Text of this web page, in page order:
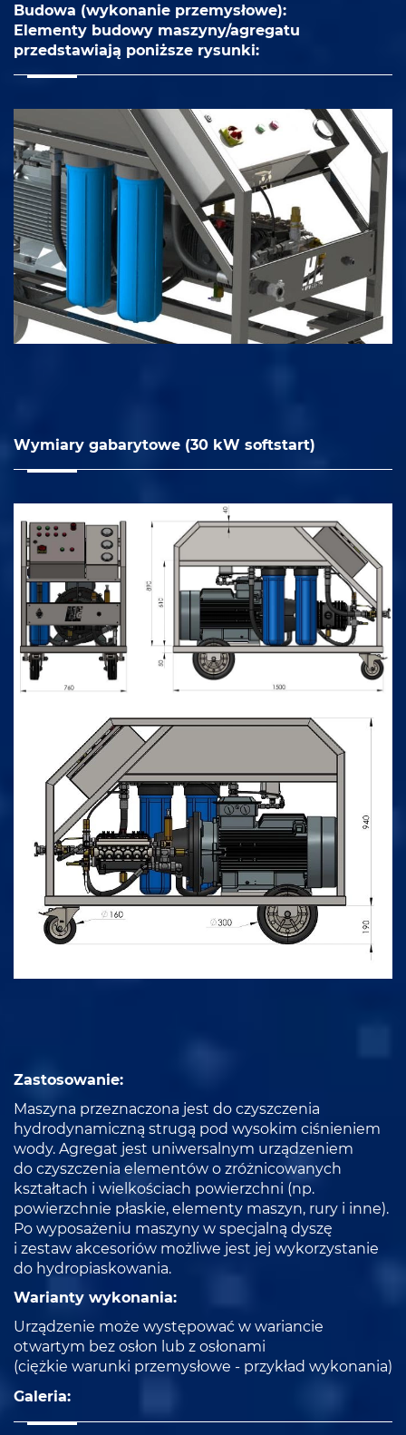
Budowa (wykonanie przemysłowe):
Elementy budowy maszyny/agregatu
przedstawiają poniższe rysunki:
Wymiary gabarytowe (30 kW softstart)
Zastosowanie:
Maszyna przeznaczona jest do czyszczenia
hydrodynamiczną strugą pod wysokim ciśnieniem
wody. Agregat jest uniwersalnym urządzeniem
do czyszczenia elementów o zróżnicowanych
kształtach i wielkościach powierzchni (np.
powierzchnie płaskie, elementy maszyn, rury i inne).
Po wyposażeniu maszyny w specjalną dyszę
i zestaw akcesoriów możliwe jest jej wykorzystanie
do hydropiaskowania.
Warianty wykonania:
Urządzenie może występować w wariancie
otwartym bez osłon lub z osłonami
(ciężkie warunki przemysłowe - przykład wykonania)
Galeria: